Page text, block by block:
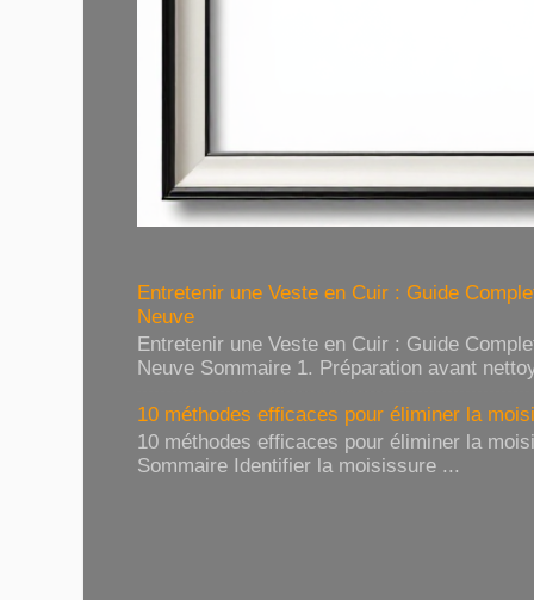
Entretenir une Veste en Cuir : Guide
Neuve
Entretenir une Veste en Cuir : Guide
Neuve Sommaire 1. Préparation avant
10 méthodes efficaces pour éliminer la
10 méthodes efficaces pour éliminer la
Sommaire Identifier la moisissure ...